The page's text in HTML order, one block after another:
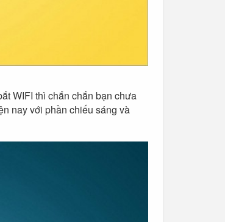
WIFI thì chắn chắn bạn chưa
nay với phần chiếu sáng và